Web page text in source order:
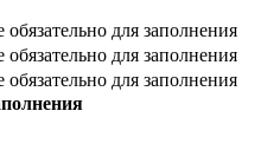
обязательно для заполнения
обязательно для заполнения
обязательно для заполнения